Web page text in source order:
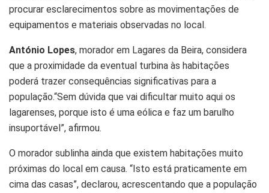
procurar esclarecimentos sobre as movimentações de
equipamentos e materiais observadas no local.
António Lopes, morador em Lagares da Beira, considera
que a proximidade da eventual turbina às habitações
poderá trazer consequências significativas para a
população.“Sem dúvida que vai dificultar muito aqui os
lagarenses, porque isto é uma eólica e faz um barulho
insuportável”, afirmou.
O morador sublinha ainda que existem habitações muito
próximas do local em causa. “Isto está praticamente em
cima das casas”, declarou, acrescentando que a população